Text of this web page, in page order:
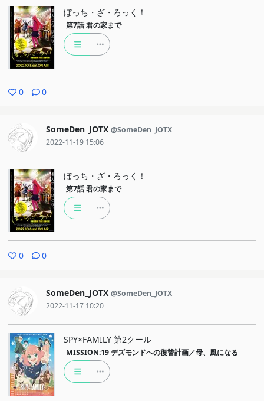
ぼっち・ざ・ろっく！
第7話 君の家まで
0 0
SomeDen_JOTX @SomeDen_JOTX
2022-11-19 15:06
ぼっち・ざ・ろっく！
第7話 君の家まで
0 0
SomeDen_JOTX @SomeDen_JOTX
2022-11-17 10:20
SPY×FAMILY 第2クール
MISSION:19 デズモンドへの復讐計画／母、風になる